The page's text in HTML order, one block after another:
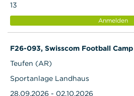
13
Anmelden
F26-093, Swisscom Football Camp
Teufen (AR)
Sportanlage Landhaus
28.09.2026 - 02.10.2026